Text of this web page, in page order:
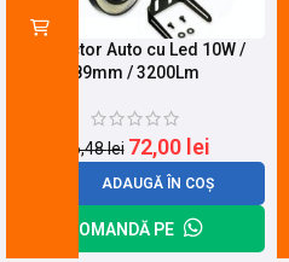
Proiector Auto cu Led 10W /
89mm / 3200Lm
96,48lei 72,00 lei
ADAUGĂ ÎN COȘ
COMANDĂ PE